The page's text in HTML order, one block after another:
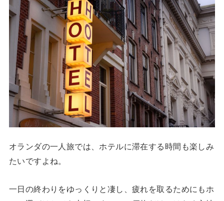
オランダの一人旅では、ホテルに滞在する時間も楽しみ
たいですよね。
一日の終わりをゆっくりと凄し、疲れを取るためにもホ